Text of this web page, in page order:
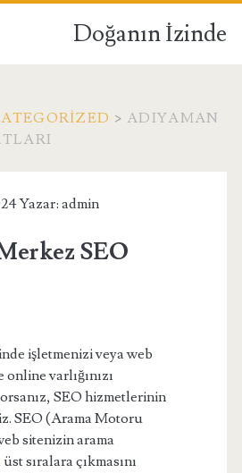
Doğanın İzinde
> ADIYAMAN
Yazar: admin
SEO
işletmenizi veya web
varlığınızı
SEO hizmetlerinin
SEO (Arama Motoru
sitenizin arama
sıralara çıkmasını